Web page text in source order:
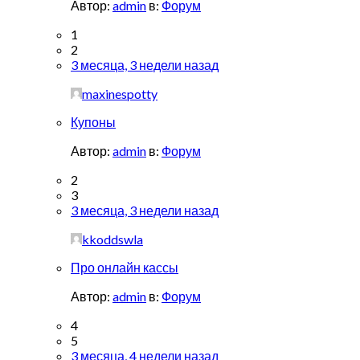
Автор: admin в: Форум
1
2
3 месяца, 3 недели назад
maxinespotty
Купоны
Автор: admin в: Форум
2
3
3 месяца, 3 недели назад
kkoddswla
Про онлайн кассы
Автор: admin в: Форум
4
5
3 месяца, 4 недели назад